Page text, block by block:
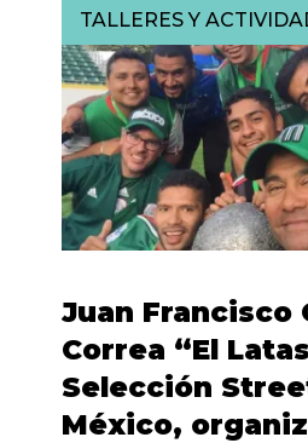
TALLERES Y
Juan Francisco
Correa “El
Selección
México,